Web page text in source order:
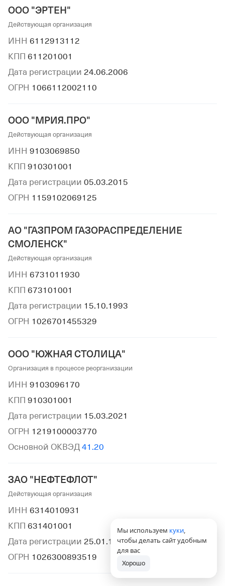
ООО "ЭРТЕН"
Действующая организация
ИНН 6112913112
КПП 611201001
Дата регистрации 24.06.2006
ОГРН 1066112002110
ООО "МРИЯ.ПРО"
Действующая организация
ИНН 9103069850
КПП 910301001
Дата регистрации 05.03.2015
ОГРН 1159102069125
АО "ГАЗПРОМ ГАЗОРАСПРЕДЕЛЕНИЕ
СМОЛЕНСК"
Действующая организация
ИНН 6731011930
КПП 673101001
Дата регистрации 15.10.1993
ОГРН 1026701455329
ООО "ЮЖНАЯ СТОЛИЦА"
Организация в процессе реорганизации
ИНН 9103096170
КПП 910301001
Дата регистрации 15.03.2021
ОГРН 1219100003770
Основной ОКВЭД 41.20
ЗАО "НЕФТЕФЛОТ"
Действующая организация
ИНН 6314010931
КПП 631401001
Дата регистрации 25.01.1996
ОГРН 1026300893519
Мы используем куки,
чтобы делать сайт удобным
для вас
Хорошо